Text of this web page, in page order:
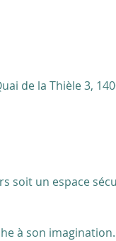
de la Thièle 3,
soit un espace
à son imagination.